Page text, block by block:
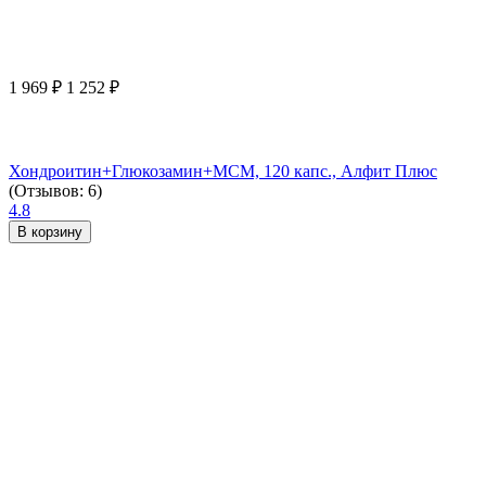
1 969 ₽ 1 252 ₽
Хондроитин+Глюкозамин+МСМ, 120 капс., Алфит Плюс
(Отзывов: 6)
4.8
В корзину